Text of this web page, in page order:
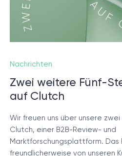
Nachrichten
Zwei weitere Fünf-
auf Clutch
Wir freuen uns über unsere
Clutch, einer B2B-Review- und
Marktforschungsplattform. Das
freundlicherweise von unseren